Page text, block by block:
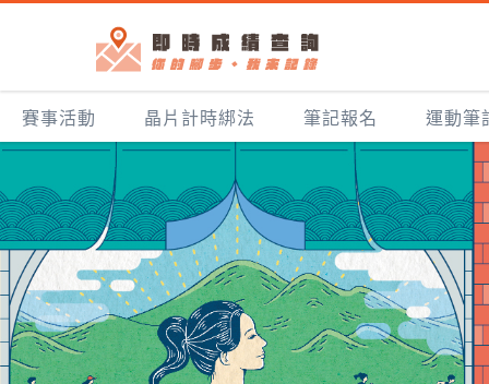
賽事活動 晶片計時綁法 筆記報名 運動筆